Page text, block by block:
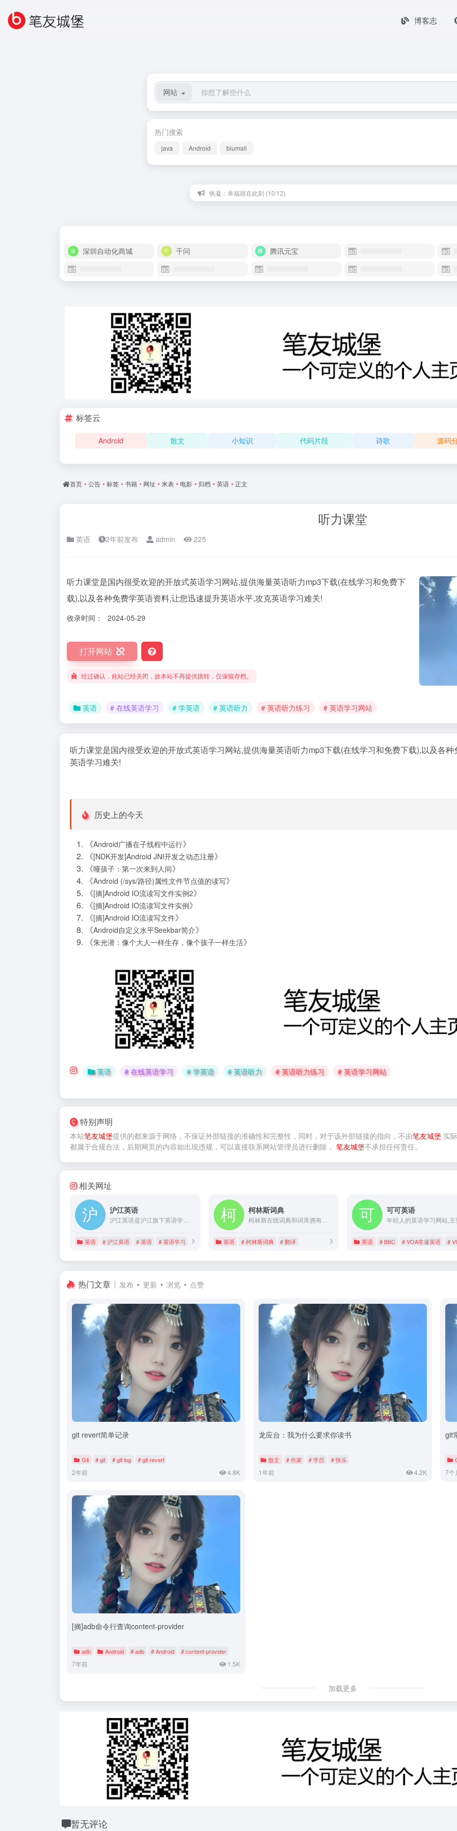
博客志
网站
热门搜索
java Android biumall
铁凝：幸福就在此刻 (10/12)
深圳自动化商城 千问 腾讯元宝
标签云
Android 散文 小知识 代码片段 诗歌 源码
首页 • 公告 • 标签 • 书籍 • 网址 • 米表 • 电影 • 归档 • 英语 • 正文
听力课堂
英语 2年前发布 admin 225
听力课堂是国内很受欢迎的开放式英语学习网站,提供海量英语听力mp3下载(在线学习和免费下
载),以及各种免费学英语资料,让您迅速提升英语水平,攻克英语学习难关!
收录时间： 2024-05-29
打开网站
经过确认，此站已经关闭，故本站不再提供跳转，仅保留存档。
英语 # 在线英语学习 # 学英语 # 英语听力 # 英语听力练习 # 英语学习网站
听力课堂是国内很受欢迎的开放式英语学习网站,提供海量英语听力mp3下载(在线学习和免费下载),以及各
英语学习难关!
历史上的今天
《Android广播在子线程中运行》
《[NDK开发]Android JNI开发之动态注册》
《哑孩子：第一次来到人间》
《Android (/sys/路径)属性文件节点值的读写》
《[摘]Android IO流读写文件实例2》
《[摘]Android IO流读写文件实例》
《[摘]Android IO流读写文件》
《Android自定义水平Seekbar简介》
《朱光潜：像个大人一样生存，像个孩子一样生活》
英语 # 在线英语学习 # 学英语 # 英语听力 # 英语听力练习 # 英语学习网站
特别声明
本站笔友城堡提供的都来源于网络，不保证外部链接的准确性和完整性，同时，对于该外部链接的指向，不由笔友城堡 实
都属于合规合法，后期网页的内容如出现违规，可以直接联系网站管理员进行删除， 笔友城堡不承担任何责任。
相关网址
沪江英语
英语 # 沪江英语 # 英语 # 英语学习
柯林斯词典
柯林斯在线词典和词库拥有超过一百万个词：定义、同义词、发音、翻译、来源和示例。
英语 # 柯林斯词典 # 翻译
可可英语
英语 # BBC # VOA常速英语 #
热门文章 发布 更新 浏览 点赞
git revert简单记录
Git # git # git log # git revert
2年前 4.8K
龙应台：我为什么要求你读书
散文 # 作家 # 学历 # 快乐
1年前 4.2K
git
7个
[摘]adb命令行查询content-provider
adb Android # adb # Android # content-provider
7年前 1.5K
加载更多
暂无评论